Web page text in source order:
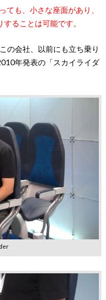
ても、小さな座面があり、
ることは可能です。
の会社、以前にも立ち乗り
年発表の「スカイライダ